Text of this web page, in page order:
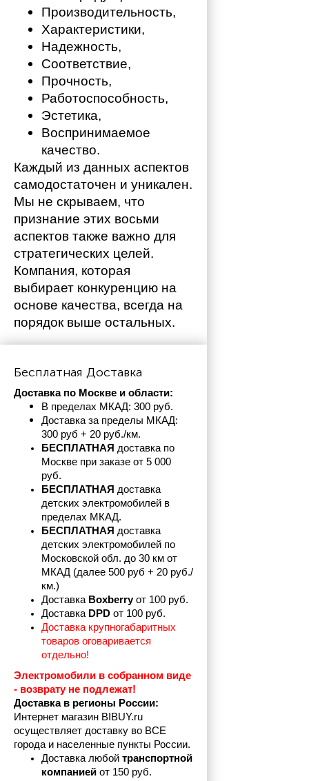
Производительность,
Характеристики,
Надежность,
Соответствие,
Прочность,
Работоспособность,
Эстетика,
Воспринимаемое
качество.
Каждый из данных аспектов
самодостаточен и уникален.
Мы не скрываем, что
признание этих восьми
аспектов также важно для
стратегических целей.
Компания, которая
выбирает конкуренцию на
основе качества, всегда на
порядок выше остальных.
Бесплатная Доставка
Доставка по Москве и области:
В пределах МКАД: 300 руб.
Доставка за пределы МКАД:
300 руб + 20 руб./км.
БЕСПЛАТНАЯ доставка по
Москве при заказе от 5 000
руб.
БЕСПЛАТНАЯ доставка
детских электромобилей в
пределах МКАД.
БЕСПЛАТНАЯ доставка
детских электромобилей по
Московской обл. до 30 км от
МКАД (далее 500 руб + 20 руб./
км.)
Доставка Boxberry от 100 руб.
Доставка DPD от 100 руб.
Доставка крупногабаритных
товаров оговаривается
отдельно!
Электромобили в собранном виде
- возврату не подлежат!
Доставка в регионы России:
Интернет магазин BIBUY.ru
осуществляет доставку во ВСЕ
города и населенные пункты России.
Доставка любой транспортной
компанией от 150 руб.